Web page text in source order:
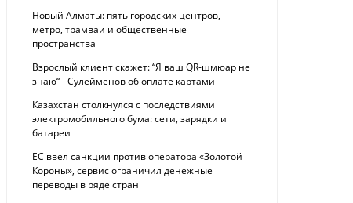
Новый Алматы: пять городских центров,
метро, трамваи и общественные
пространства
Взрослый клиент скажет: “Я ваш QR-шмюар не
знаю“ - Сулейменов об оплате картами
Казахстан столкнулся с последствиями
электромобильного бума: сети, зарядки и
батареи
ЕС ввел санкции против оператора «Золотой
Короны», сервис ограничил денежные
переводы в ряде стран